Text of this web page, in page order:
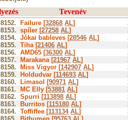
Tevenév
8152. Failure [32868 AL]
8153.spíler [27258 AL]
8154.Jókai bableves [28546 AL]
8155.Tiha [21406 AL]
8156.AMD65 [36300 AL]
8157. Marakana [21967 AL]
8158. Miss Vigyor [142907 AL]
8159. Holdudvar [114693 AL]
8160. Limasol [90971 AL]
8161. MC Elly [53881 AL]
8162.Spurri [113898 AL]
8163. Burritos [115180 AL]
8164.Toffiffee [113134 AL]